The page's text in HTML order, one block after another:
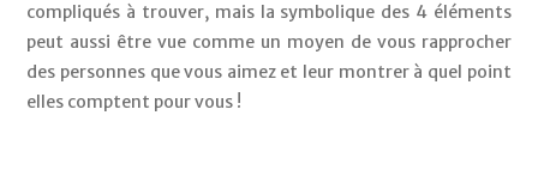
compliqués à trouver, mais la symbolique des 4 éléments
peut aussi être vue comme un moyen de vous rapprocher
des personnes que vous aimez et leur montrer à quel point
elles comptent pour vous !